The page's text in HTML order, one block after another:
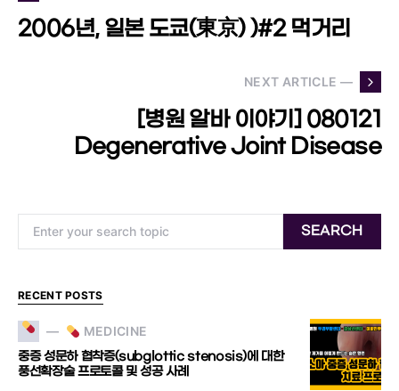
2006년, 일본 도쿄(東京) )#2 먹거리
NEXT ARTICLE —
[병원 알바 이야기] 080121
Degenerative Joint Disease
SEARCH
RECENT POSTS
MEDICINE
중증 성문하 협착증(subglottic stenosis)에 대한
풍선확장술 프로토콜 및 성공 사례